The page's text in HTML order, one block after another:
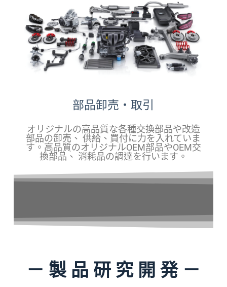
部品卸売・取引
オリジナルの高品質な各種交換部品や改造
部品の卸売、 供給、買付に力を入れていま
す。高品質のオリジナルOEM部品やOEM交
換部品、 消耗品の調達を行います。
－ 製 品 研 究 開 発 －